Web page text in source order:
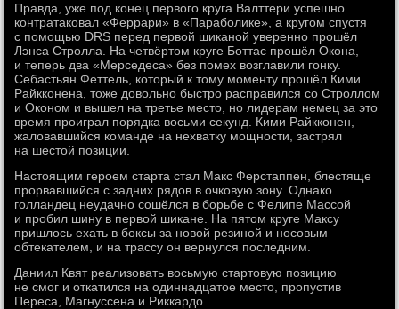
Правда, уже под конец первого круга Валттери успешно
контратаковал «Феррари» в «Параболике», а кругом спустя
с помощью DRS перед первой шиканой уверенно прошёл
Лэнса Стролла. На четвёртом круге Боттас прошёл Окона,
и теперь два «Мерседеса» без помех возглавили гонку.
Себастьян Феттель, который к тому моменту прошёл Кими
Райкконена, тоже довольно быстро расправился со Строллом
и Оконом и вышел на третье место, но лидерам немец за это
время проиграл порядка восьми секунд. Кими Райкконен,
жаловавшийся команде на нехватку мощности, застрял
на шестой позиции.
Настоящим героем старта стал Макс Ферстаппен, блестяще
прорвавшийся с задних рядов в очковую зону. Однако
голландец неудачно сошёлся в борьбе с Фелипе Массой
и пробил шину в первой шикане. На пятом круге Максу
пришлось ехать в боксы за новой резиной и носовым
обтекателем, и на трассу он вернулся последним.
Даниил Квят реализовать восьмую стартовую позицию
не смог и откатился на одиннадцатое место, пропустив
Переса, Магнуссена и Риккардо.